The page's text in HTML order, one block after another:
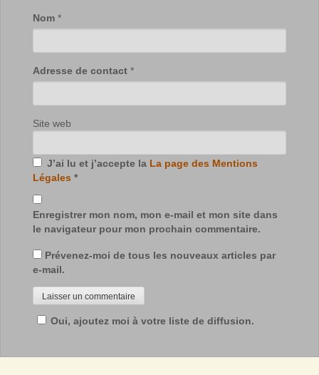
Nom *
Adresse de contact *
Site web
J’ai lu et j’accepte la La page des Mentions
Légales *
Enregistrer mon nom, mon e-mail et mon site dans
le navigateur pour mon prochain commentaire.
Prévenez-moi de tous les nouveaux articles par
e-mail.
Oui, ajoutez moi à votre liste de diffusion.